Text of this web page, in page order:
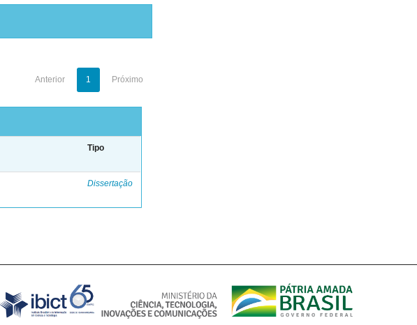
Anterior 1 Próximo
Tipo
Dissertação